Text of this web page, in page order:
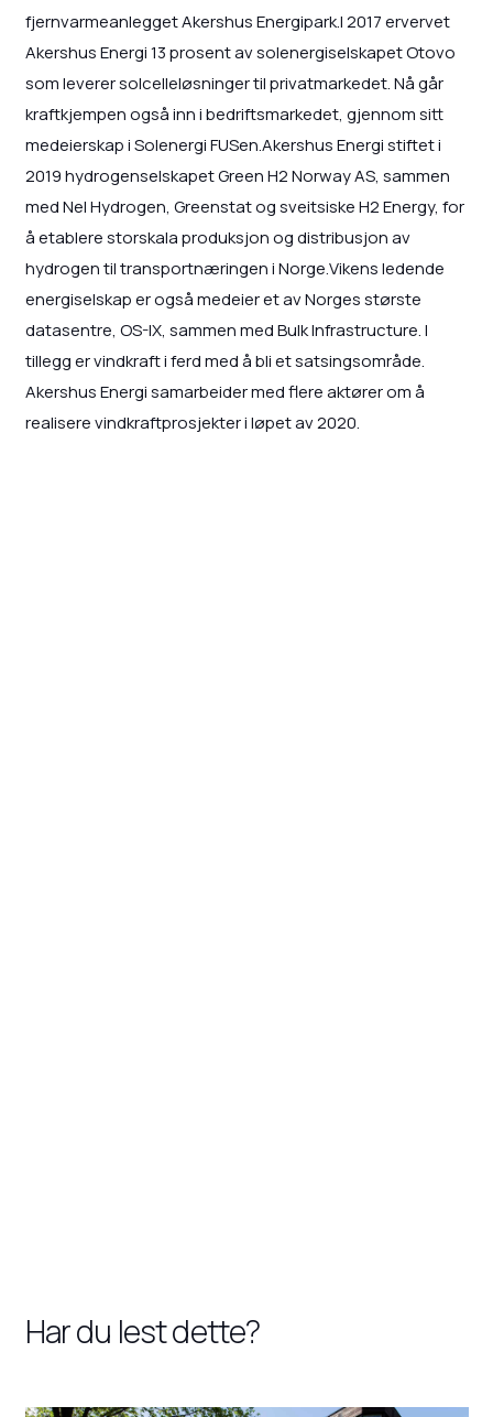
fjernvarmeanlegget Akershus Energipark.I 2017 ervervet
Akershus Energi 13 prosent av solenergiselskapet Otovo
som leverer solcelleløsninger til privatmarkedet. Nå går
kraftkjempen også inn i bedriftsmarkedet, gjennom sitt
medeierskap i Solenergi FUSen.Akershus Energi stiftet i
2019 hydrogenselskapet Green H2 Norway AS, sammen
med Nel Hydrogen, Greenstat og sveitsiske H2 Energy, for
å etablere storskala produksjon og distribusjon av
hydrogen til transportnæringen i Norge.Vikens ledende
energiselskap er også medeier et av Norges største
datasentre, OS-IX, sammen med Bulk Infrastructure. I
tillegg er vindkraft i ferd med å bli et satsingsområde.
Akershus Energi samarbeider med flere aktører om å
realisere vindkraftprosjekter i løpet av 2020.
Har du lest dette?